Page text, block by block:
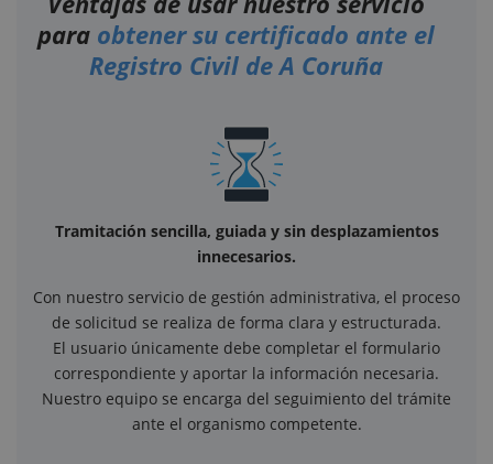
para obtener su certificado ante el
Registro Civil de A Coruña
Tramitación sencilla, guiada y sin desplazamientos
innecesarios.
Con nuestro servicio de gestión administrativa, el proceso
de solicitud se realiza de forma clara y estructurada.
El usuario únicamente debe completar el formulario
correspondiente y aportar la información necesaria.
Nuestro equipo se encarga del seguimiento del trámite
ante el organismo competente.